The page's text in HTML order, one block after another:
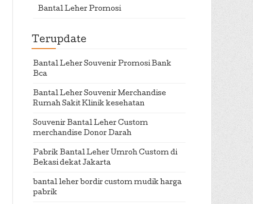
Bantal Leher Promosi
Terupdate
Bantal Leher Souvenir Promosi Bank
Bca
Bantal Leher Souvenir Merchandise
Rumah Sakit Klinik kesehatan
Souvenir Bantal Leher Custom
merchandise Donor Darah
Pabrik Bantal Leher Umroh Custom di
Bekasi dekat Jakarta
bantal leher bordir custom mudik harga
pabrik